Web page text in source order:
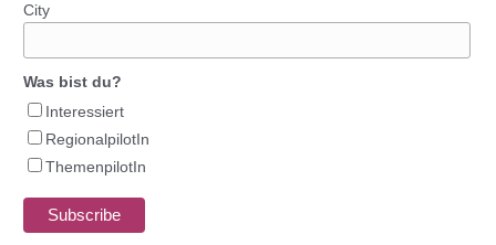
City
Was bist du?
Interessiert
RegionalpilotIn
ThemenpilotIn